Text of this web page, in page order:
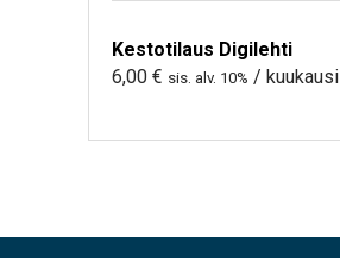
Kestotilaus Digilehti
6,00 € sis. alv. 10% / kuukausi